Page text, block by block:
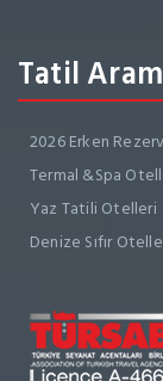
Tatil
2026 Erken
Termal &Spa
Yaz Tatili Otelleri
Denize Sıfır